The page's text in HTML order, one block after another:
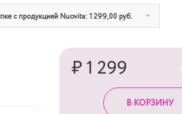
с продукцией Nuovita: 1 299,00 руб.
₽ 1 299